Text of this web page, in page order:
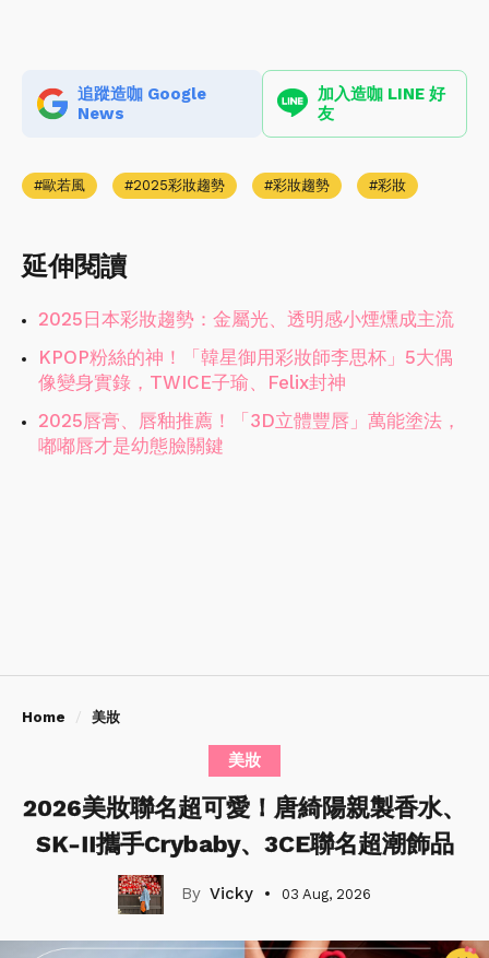
追蹤造咖 Google
News
加入造咖 LINE 好
友
歐若風 2025彩妝趨勢 彩妝趨勢 彩妝
延伸閱讀
2025日本彩妝趨勢：金屬光、透明感小煙燻成主流
KPOP粉絲的神！「韓星御用彩妝師李思杯」5大偶
像變身實錄，TWICE子瑜、Felix封神
2025唇膏、唇釉推薦！「3D立體豐唇」萬能塗法，
嘟嘟唇才是幼態臉關鍵
Home 美妝
美妝
2026美妝聯名超可愛！唐綺陽親製香水、
SK-II攜手Crybaby、3CE聯名超潮飾品
Vicky 03 Aug, 2026